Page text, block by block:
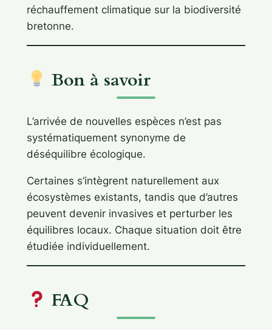
réchauffement climatique sur la biodiversité
bretonne.
Bon à savoir
L’arrivée de nouvelles espèces n’est pas
systématiquement synonyme de
déséquilibre écologique.
Certaines s’intègrent naturellement aux
écosystèmes existants, tandis que d’autres
peuvent devenir invasives et perturber les
équilibres locaux. Chaque situation doit être
étudiée individuellement.
FAQ